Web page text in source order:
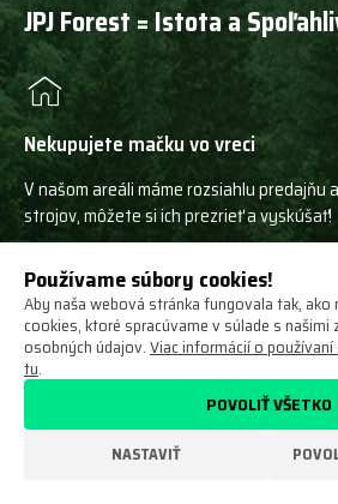
JPJ Forest = Istota a
Nekupujete mačku vo vreci
V našom areáli máme rozsiahlu predajňu
strojov, môžete si ich prezrieť a vyskúšať!
Profesionálny servis
Disponujeme mobilnými servisnými vozy,
technikov a rozsiahlym servisným zázemím.
Používame súbory cookies!
Aby naša webová stránka fungovala tak, ako
cookies, ktoré spracúvame v súlade s našimi
osobných údajov.Viac informácií o
tu.
NASTAVIŤ
POVOLIŤ VŠETKO